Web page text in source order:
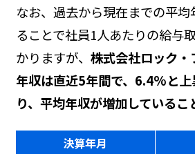
なお、過去から現在までの平
ることで社員1人あたりの給与
かりますが、 株式会社ロック
年収は直近5年間で、6.4%と
り、平均年収が増加しているこ
決算年月